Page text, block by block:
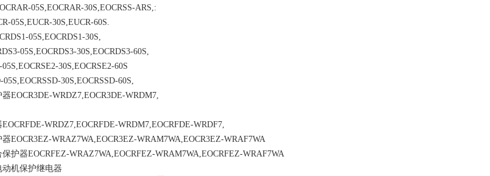
05S,EOCRAR-30S,EOCRSS-ARS,:
30S,EUCR-60S.
05S,EOCRDS1-30S,
05S,EOCRDS3-30S,EOCRDS3-60S,
30S,EOCRSE2-60S
30S,EOCRSSD-60S,
WRDZ7,EOCR3DE-WRDM7,
WRDZ7,EOCRFDE-WRDM7,EOCRFDE-WRDF7,
WRAZ7WA,EOCR3EZ-WRAM7WA,EOCR3EZ-WRAF7WA
器EOCRFEZ-WRAZ7WA,EOCRFEZ-WRAM7WA,EOCRFEZ-WRAF7WA
机保护继电器